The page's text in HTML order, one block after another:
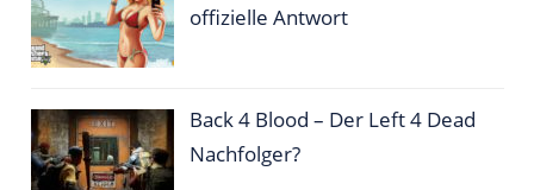
offizielle Antwort
Back 4 Blood – Der Left 4 Dead
Nachfolger?